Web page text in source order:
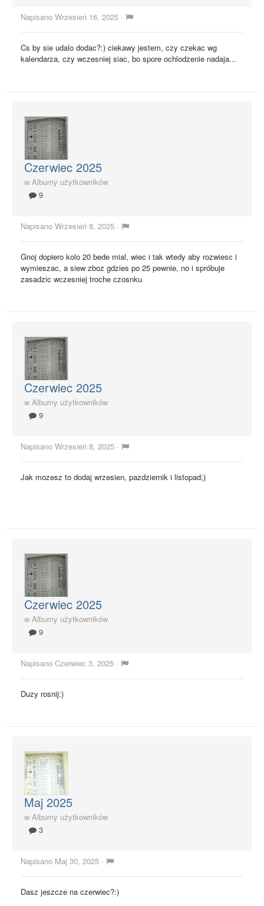
Napisano Wrzesień 16, 2025 ·
Cs by sie udalo dodac?:) ciekawy jestem, czy czekac wg
kalendarza, czy wczesniej siac, bo spore ochlodzenie nadaja...
Czerwiec 2025
w Albumy użytkowników
9
Napisano Wrzesień 8, 2025 ·
Gnoj dopiero kolo 20 bede mial, wiec i tak wtedy aby rozwiesc i
wymieszac, a siew zboz gdzies po 25 pewnie, no i spróbuje
zasadzic wczesniej troche czosnku
Czerwiec 2025
w Albumy użytkowników
9
Napisano Wrzesień 8, 2025 ·
Jak mozesz to dodaj wrzesien, pazdziernik i listopad;)
Czerwiec 2025
w Albumy użytkowników
9
Napisano Czerwiec 3, 2025 ·
Duzy rosnij:)
Maj 2025
w Albumy użytkowników
3
Napisano Maj 30, 2025 ·
Dasz jeszcze na czerwiec?:)